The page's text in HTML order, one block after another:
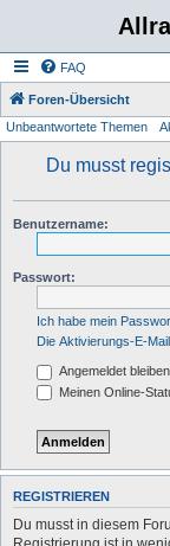
FAQ
Foren-Übersicht
Unbeantwortete Themen
Du musst
Benutzername:
Passwort:
Ich habe mein
Die Aktivierungs-E-
Angemeldet bleiben
Meinen Online-
REGISTRIEREN
Du musst in diesem